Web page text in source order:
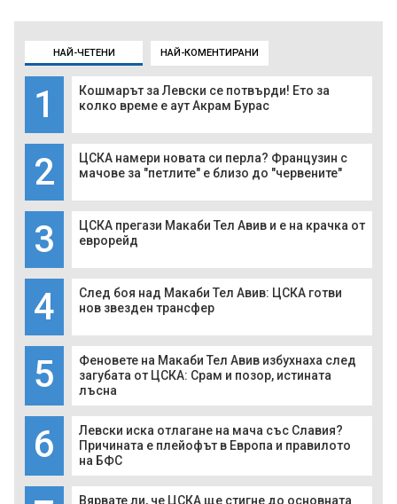
НАЙ-ЧЕТЕНИ НАЙ-КОМЕНТИРАНИ
1
Кошмарът за Левски се потвърди! Ето за
колко време е аут Акрам Бурас
2
ЦСКА намери новата си перла? Французин с
мачове за "петлите" е близо до "червените"
3
ЦСКА прегази Макаби Тел Авив и е на крачка от
еврорейд
4
След боя над Макаби Тел Авив: ЦСКА готви
нов звезден трансфер
5
Феновете на Макаби Тел Авив избухнаха след
загубата от ЦСКА: Срам и позор, истината
лъсна
6
Левски иска отлагане на мача със Славия?
Причината е плейофът в Европа и правилото
на БФС
Вярвате ли, че ЦСКА ще стигне до основната